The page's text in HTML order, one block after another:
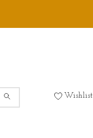
Wishlist